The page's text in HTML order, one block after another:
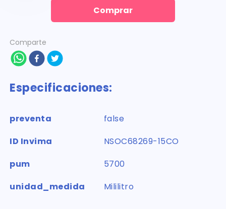
Comprar
Comparte
Especificaciones:
preventa
false
ID Invima
NSOC68269-15CO
pum
5700
unidad_medida
Mililitro